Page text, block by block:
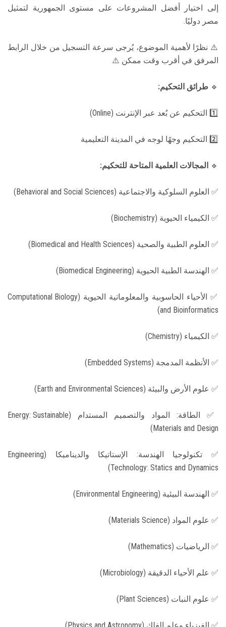
إلى اختيار أفضل المشروعات على مستوى الجمهورية لتمثيل
مصر دوليًا.
⚠️ نظرًا لأهمية الموضوع، يُرجى سرعة التسجيل من خلال الرابط
المرفق في أقرب وقت ممكن ⚠️
🔹 طرائق التحكيم:
1️⃣ التحكيم عن بُعد عبر الإنترنت (Online)
2️⃣ التحكيم وجهًا لوجه في المدينة التعليمية
🔹 المجالات العلمية المتاحة للتحكيم:
✅ العلوم السلوكية والاجتماعية (Behavioral and Social Sciences)
✅ الكيمياء الحيوية (Biochemistry)
✅ العلوم الطبية والصحية (Biomedical and Health Sciences)
✅ الهندسة الطبية الحيوية (Biomedical Engineering)
✅ الأحياء الحاسوبية والمعلوماتية الحيوية (Computational Biology
and Bioinformatics)
✅ الكيمياء (Chemistry)
✅ الأنظمة المدمجة (Embedded Systems)
✅ علوم الأرض والبيئة (Earth and Environmental Sciences)
✅ الطاقة: المواد والتصميم المستدام (Energy: Sustainable
Materials and Design)
✅ تكنولوجيا الهندسة: الإستاتيكا والديناميكا (Engineering
Technology: Statics and Dynamics)
✅ الهندسة البيئية (Environmental Engineering)
✅ علوم المواد (Materials Science)
✅ الرياضيات (Mathematics)
✅ علم الأحياء الدقيقة (Microbiology)
✅ علوم النبات (Plant Sciences)